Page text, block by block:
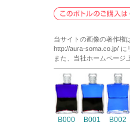
当サイトの画像の著作権
http://aura-soma.co.jp/ に
また、当社ホームページ
B000 B001 B002